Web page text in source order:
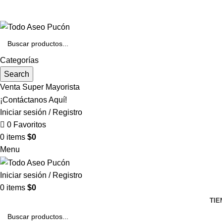
Categorías
Search
Venta Super Mayorista
¡Contáctanos Aquí!
Iniciar sesión / Registro
0 Favoritos
0 items $0
Menu
Iniciar sesión / Registro
0 items $0